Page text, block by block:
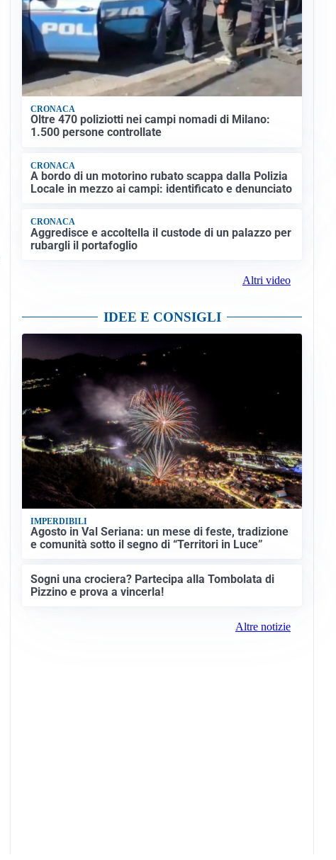
CRONACA
Oltre 470 poliziotti nei campi nomadi di Milano:
1.500 persone controllate
CRONACA
A bordo di un motorino rubato scappa dalla Polizia
Locale in mezzo ai campi: identificato e denunciato
CRONACA
Aggredisce e accoltella il custode di un palazzo per
rubargli il portafoglio
Altri video
IDEE E CONSIGLI
IMPERDIBILI
Agosto in Val Seriana: un mese di feste, tradizione
e comunità sotto il segno di “Territori in Luce”
Sogni una crociera? Partecipa alla Tombolata di
Pizzino e prova a vincerla!
Altre notizie